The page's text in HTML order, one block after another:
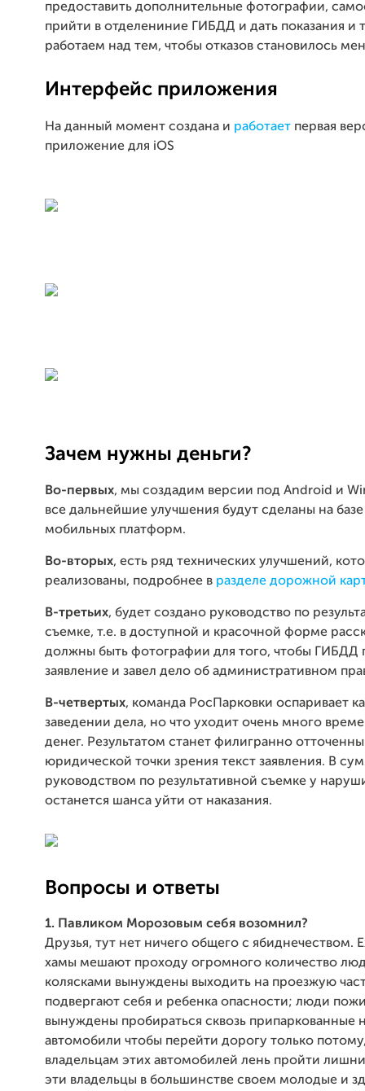
предоставить дополнительные фотографии,
прийти в отделениние ГИБДД и дать показания и
работаем над тем, чтобы отказов становилось
Интерфейс приложения
На данный момент создана и работает первая
приложение для iOS
Зачем нужны деньги?
Во-первых, мы создадим версии под Android и
все дальнейшие улучшения будут сделаны на базе
мобильных платформ.
Во-вторых, есть ряд технических улучшений,
реализованы, подробнее в разделе дорожной
В-третьих, будет создано руководство по
съемке, т.е. в доступной и красочной форме
должны быть фотографии для того, чтобы ГИБДД
заявление и завел дело об административном
В-четвертых, команда РосПарковки оспаривает
заведении дела, но что уходит очень много
денег. Результатом станет филигранно
юридической точки зрения текст заявления. В
руководством по результативной съемке у
останется шанса уйти от наказания.
Вопросы и ответы
1. Павликом Морозовым себя возомнил?
Друзья, тут нет ничего общего с ябиднечеством.
хамы мешают проходу огромного количество
колясками вынуждены выходить на проезжую
подвергают себя и ребенка опасности; люди
вынуждены пробираться сквозь припаркованные
автомобили чтобы перейти дорогу только
владельцам этих автомобилей лень пройти
эти владельцы в большинстве своем молодые и